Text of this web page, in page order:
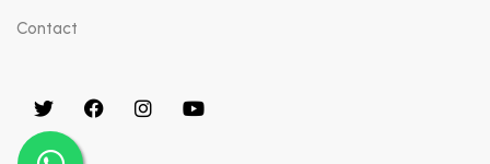
Contact